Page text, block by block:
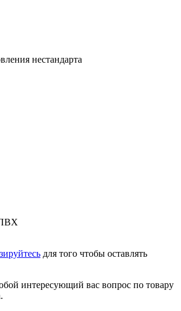
нестандарта
для того чтобы оставлять
интересующий вас вопрос по товару